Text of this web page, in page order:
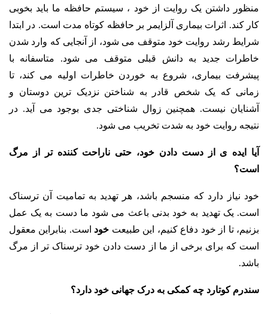
منظور داشتن یک روایت از خود ، سیستم حافظه ما باید بخوبی
کار کند. اثرات بیماری آلزایمر بر حافظه کوتاه مدت است. در ابتدا
شرایط رشد روایت خود متوقف می شود، از آنجایی که وارد شدن
خاطرات جدید به دانش قبلی متوقف می شود. متاسفانه با
پیشرفت بیماری، شروع به خوردن خاطرات اولیه می کند، تا
زمانی که یک شخص قادر به شناختن نزدیک ترین دوستان و
آشنایان نیست. همچنین زوال شناختی جدی بوجود می آید. در
نتیجه روایت خود به شدت تخریب می شود.
آیا ایده ی از دست دادن خود، حتی ناراحت کننده تر از مرگ
است؟
خود نیاز دارد که منسجم باشد، هر تهدید به تمامیت آن ترسناک
است. یک تهدید به خود بدنی باعث می شود ما دست به یک عمل
بزنیم، تا از خود دفاع کنیم، این طبیعت خود است. بنابراین معقول
است که برای برخی از ما از دست دادن خود ترسناک تر از مرگ
باشد.
سندرم کوتارد چه کمکی به درک جهانی خود دارد؟